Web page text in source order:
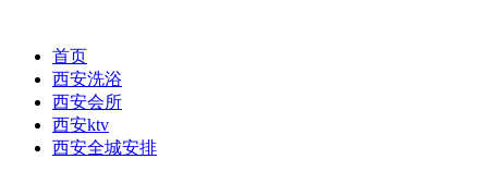
首页
西安洗浴
西安会所
西安ktv
西安全城安排